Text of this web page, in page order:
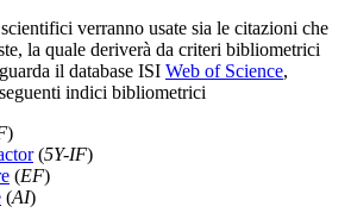
verranno usate sia le citazioni che
la quale deriverà da criteri bibliometrici
il database ISI Web of Science,
indici bibliometrici
)
(5Y-IF)
(EF)
(AI)